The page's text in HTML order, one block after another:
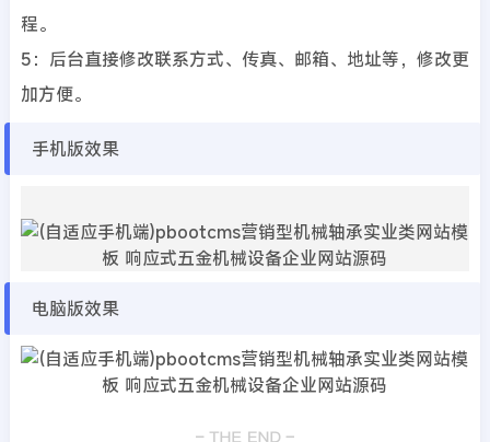
程。
5：后台直接修改联系方式、传真、邮箱、地址等，修改更
加方便。
手机版效果
电脑版效果